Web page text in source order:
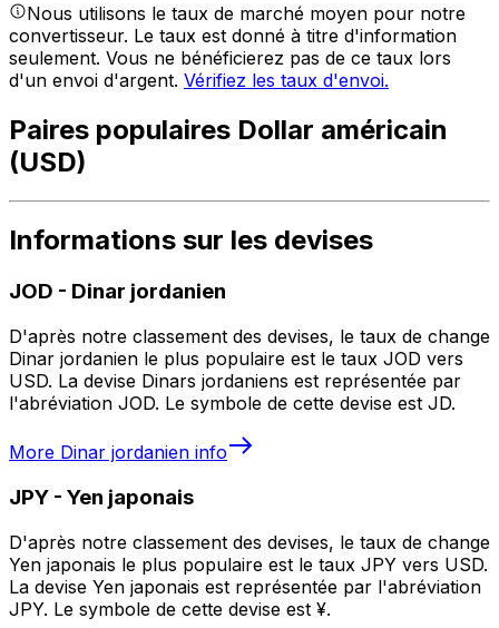
Nous utilisons le taux de marché moyen pour notre
convertisseur. Le taux est donné à titre d'information
seulement. Vous ne bénéficierez pas de ce taux lors
d'un envoi d'argent. Vérifiez les taux d'envoi.
Paires populaires Dollar américain
(USD)
Informations sur les devises
JOD - Dinar jordanien
D'après notre classement des devises, le taux de change
Dinar jordanien le plus populaire est le taux JOD vers
USD. La devise Dinars jordaniens est représentée par
l'abréviation JOD. Le symbole de cette devise est JD.
More Dinar jordanien info
JPY - Yen japonais
D'après notre classement des devises, le taux de change
Yen japonais le plus populaire est le taux JPY vers USD.
La devise Yen japonais est représentée par l'abréviation
JPY. Le symbole de cette devise est ¥.